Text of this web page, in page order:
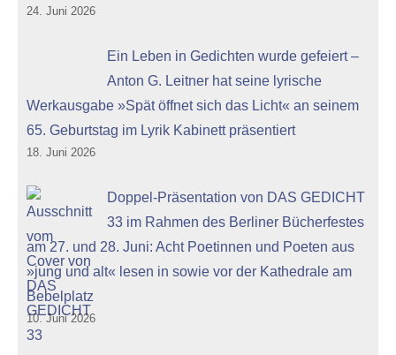
24. Juni 2026
Ein Leben in Gedichten wurde gefeiert –
Anton G. Leitner hat seine lyrische
Werkausgabe »Spät öffnet sich das Licht« an seinem
65. Geburtstag im Lyrik Kabinett präsentiert
18. Juni 2026
Doppel-Präsentation von DAS GEDICHT
33 im Rahmen des Berliner Bücherfestes
am 27. und 28. Juni: Acht Poetinnen und Poeten aus
»jung und alt« lesen in sowie vor der Kathedrale am
Bebelplatz
10. Juni 2026